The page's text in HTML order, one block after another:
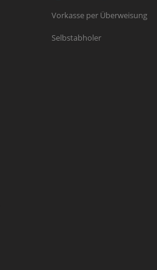
Vorkasse per Überweisung
Selbstabholer